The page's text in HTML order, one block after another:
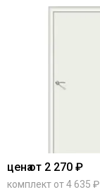
ценаот 2 270 ₽
комплект от 4 635 ₽